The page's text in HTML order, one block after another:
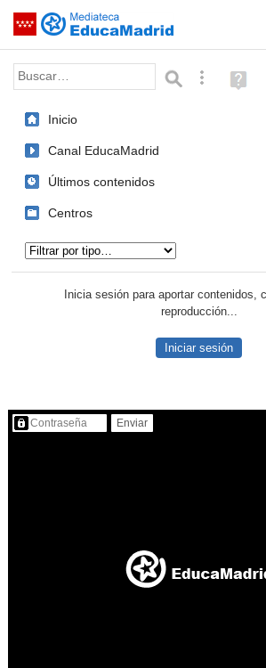
Saltar navegación
Palabra o frase: BúsquedaAyuda
(en
Inicio
Canal EducaMadrid
Últimos contenidos
Centros
Inicia sesión para aportar contenidos,
reproducción...
Iniciar sesión
Contenido protegido…